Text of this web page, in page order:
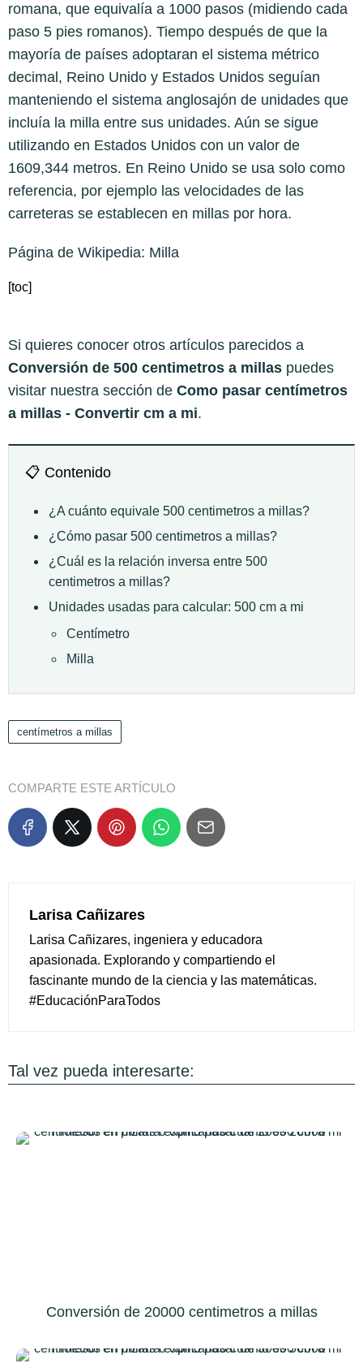
romana, que equivalía a 1000 pasos (midiendo cada
paso 5 pies romanos). Tiempo después de que la
mayoría de países adoptaran el sistema métrico
decimal, Reino Unido y Estados Unidos seguían
manteniendo el sistema anglosajón de unidades que
incluía la milla entre sus unidades. Aún se sigue
utilizando en Estados Unidos con un valor de
1609,344 metros. En Reino Unido se usa solo como
referencia, por ejemplo las velocidades de las
carreteras se establecen en millas por hora.
Página de Wikipedia: Milla
[toc]
Si quieres conocer otros artículos parecidos a
Conversión de 500 centimetros a millas puedes
visitar nuestra sección de Como pasar centímetros
a millas - Convertir cm a mi.
📋 Contenido
¿A cuánto equivale 500 centimetros a millas?
¿Cómo pasar 500 centimetros a millas?
¿Cuál es la relación inversa entre 500
centimetros a millas?
Unidades usadas para calcular: 500 cm a mi
Centímetro
Milla
centímetros a millas
COMPARTE ESTE ARTÍCULO
Larisa Cañizares
Larisa Cañizares, ingeniera y educadora
apasionada. Explorando y compartiendo el
fascinante mundo de la ciencia y las matemáticas.
#EducaciónParaTodos
Tal vez pueda interesarte:
Conversión de 20000 centimetros a millas